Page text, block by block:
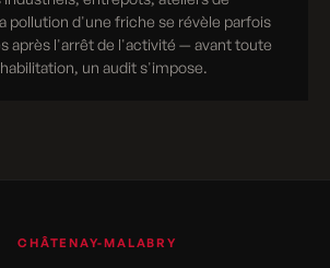
pollution d'une friche se révèle parfois
après l'arrêt de l'activité — avant toute
un audit s'impose.
CHÂTENAY-MALABRY